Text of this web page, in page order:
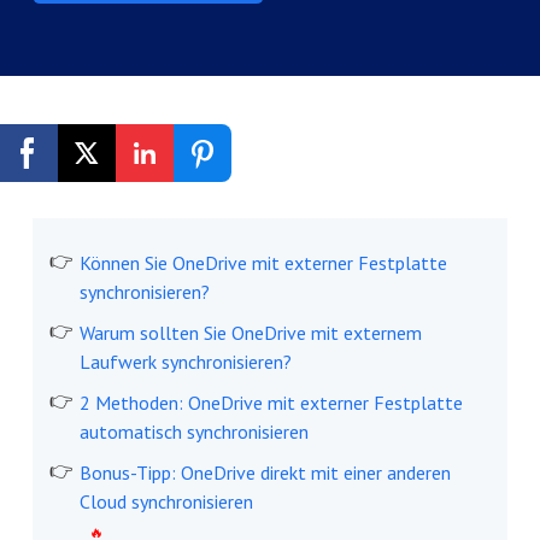
Können Sie OneDrive mit externer Festplatte
synchronisieren?
Warum sollten Sie OneDrive mit externem
Laufwerk synchronisieren?
2 Methoden: OneDrive mit externer Festplatte
automatisch synchronisieren
Bonus-Tipp: OneDrive direkt mit einer anderen
Cloud synchronisieren